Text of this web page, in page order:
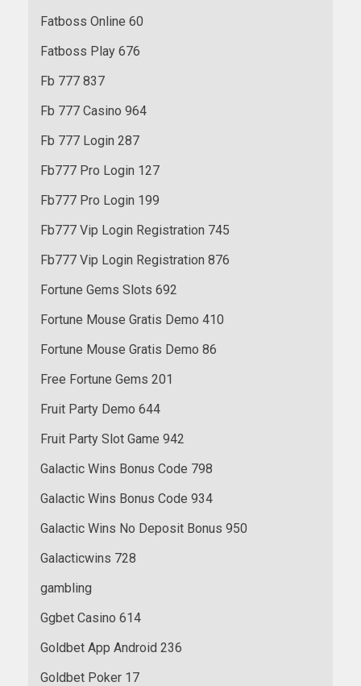
Fatboss Online 60
Fatboss Play 676
Fb 777 837
Fb 777 Casino 964
Fb 777 Login 287
Fb777 Pro Login 127
Fb777 Pro Login 199
Fb777 Vip Login Registration 745
Fb777 Vip Login Registration 876
Fortune Gems Slots 692
Fortune Mouse Gratis Demo 410
Fortune Mouse Gratis Demo 86
Free Fortune Gems 201
Fruit Party Demo 644
Fruit Party Slot Game 942
Galactic Wins Bonus Code 798
Galactic Wins Bonus Code 934
Galactic Wins No Deposit Bonus 950
Galacticwins 728
gambling
Ggbet Casino 614
Goldbet App Android 236
Goldbet Poker 17